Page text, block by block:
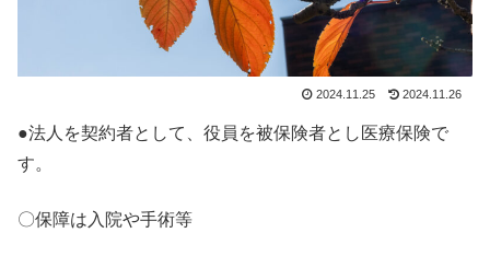
2024.11.25 2024.11.26
●法人を契約者として、役員を被保険者とし医療保険で
す。
〇保障は入院や手術等